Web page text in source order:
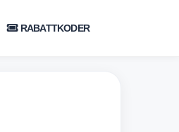
RABATTKODER